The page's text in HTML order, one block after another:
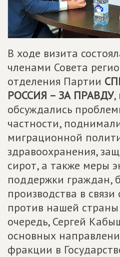
В ходе визита
членами Совета
отделения Партии
РОССИЯ – ЗА ПРАВДУ,
обсуждались
частности,
миграционной
здравоохранения,
сирот, а также меры
поддержки граждан,
производства в
против нашей
очередь, Сергей
основных
фракции в